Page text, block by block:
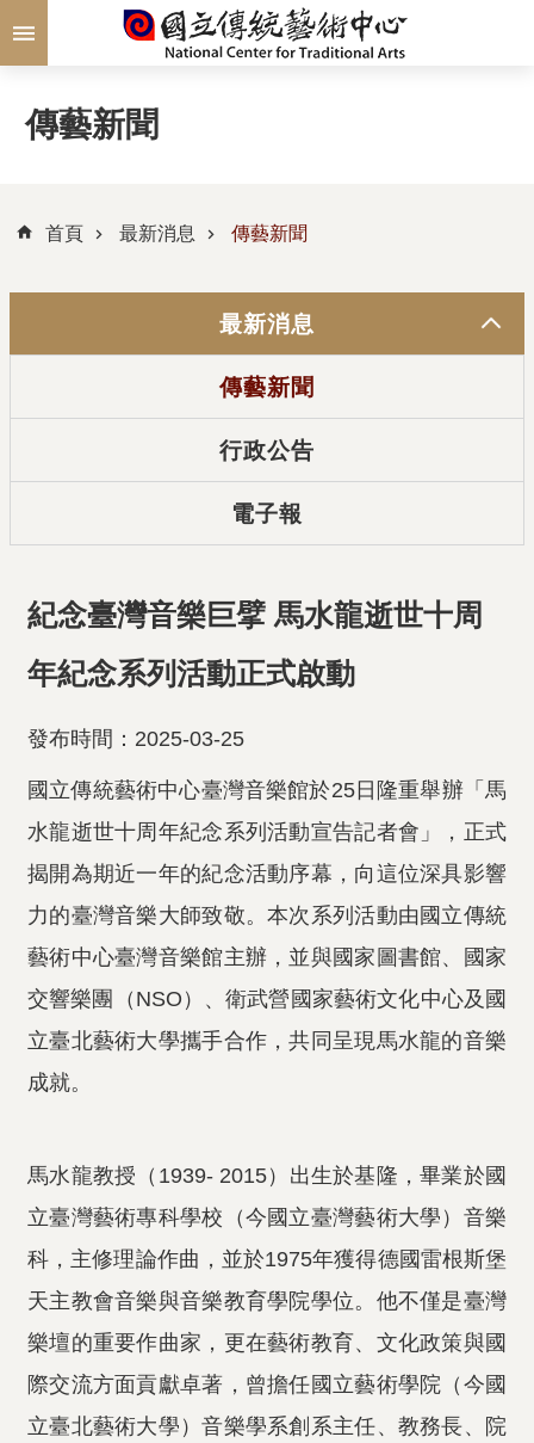
跳到主要內容區塊
傳藝新聞
首頁 最新消息 傳藝新聞
最新消息
傳藝新聞
行政公告
電子報
紀念臺灣音樂巨擘 馬水龍逝世十周
年紀念系列活動正式啟動
發布時間：2025-03-25
國立傳統藝術中心臺灣音樂館於25日隆重舉辦「馬
水龍逝世十周年紀念系列活動宣告記者會」，正式
揭開為期近一年的紀念活動序幕，向這位深具影響
力的臺灣音樂大師致敬。本次系列活動由國立傳統
藝術中心臺灣音樂館主辦，並與國家圖書館、國家
交響樂團（NSO）、衛武營國家藝術文化中心及國
立臺北藝術大學攜手合作，共同呈現馬水龍的音樂
成就。
馬水龍教授（1939- 2015）出生於基隆，畢業於國
立臺灣藝術專科學校（今國立臺灣藝術大學）音樂
科，主修理論作曲，並於1975年獲得德國雷根斯堡
天主教會音樂與音樂教育學院學位。他不僅是臺灣
樂壇的重要作曲家，更在藝術教育、文化政策與國
際交流方面貢獻卓著，曾擔任國立藝術學院（今國
立臺北藝術大學）音樂學系創系主任、教務長、院